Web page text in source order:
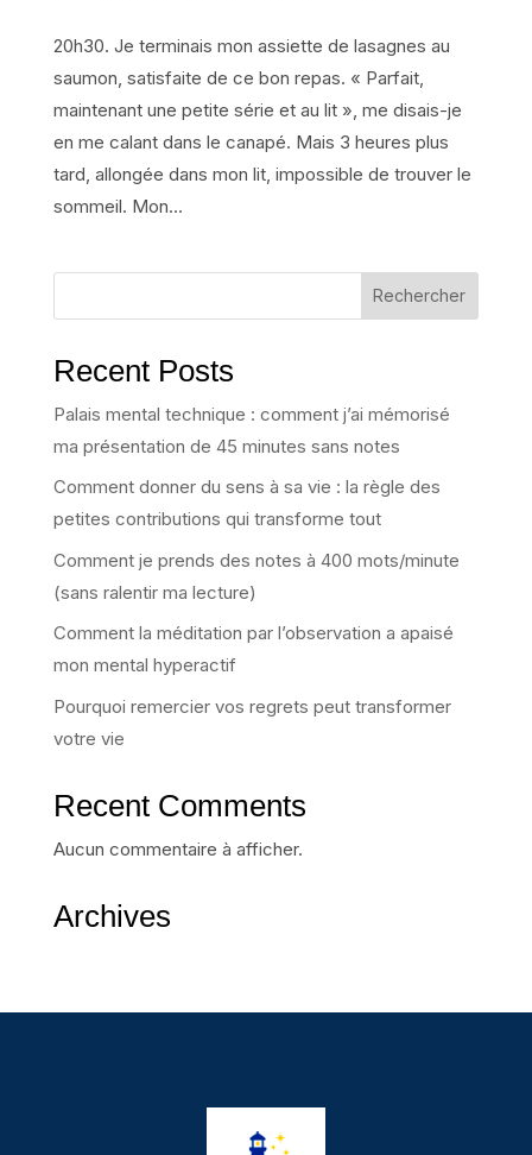
20h30. Je terminais mon assiette de lasagnes au
saumon, satisfaite de ce bon repas. « Parfait,
maintenant une petite série et au lit », me disais-je
en me calant dans le canapé. Mais 3 heures plus
tard, allongée dans mon lit, impossible de trouver le
sommeil. Mon...
Rechercher
Recent Posts
Palais mental technique : comment j’ai mémorisé
ma présentation de 45 minutes sans notes
Comment donner du sens à sa vie : la règle des
petites contributions qui transforme tout
Comment je prends des notes à 400 mots/minute
(sans ralentir ma lecture)
Comment la méditation par l’observation a apaisé
mon mental hyperactif
Pourquoi remercier vos regrets peut transformer
votre vie
Recent Comments
Aucun commentaire à afficher.
Archives